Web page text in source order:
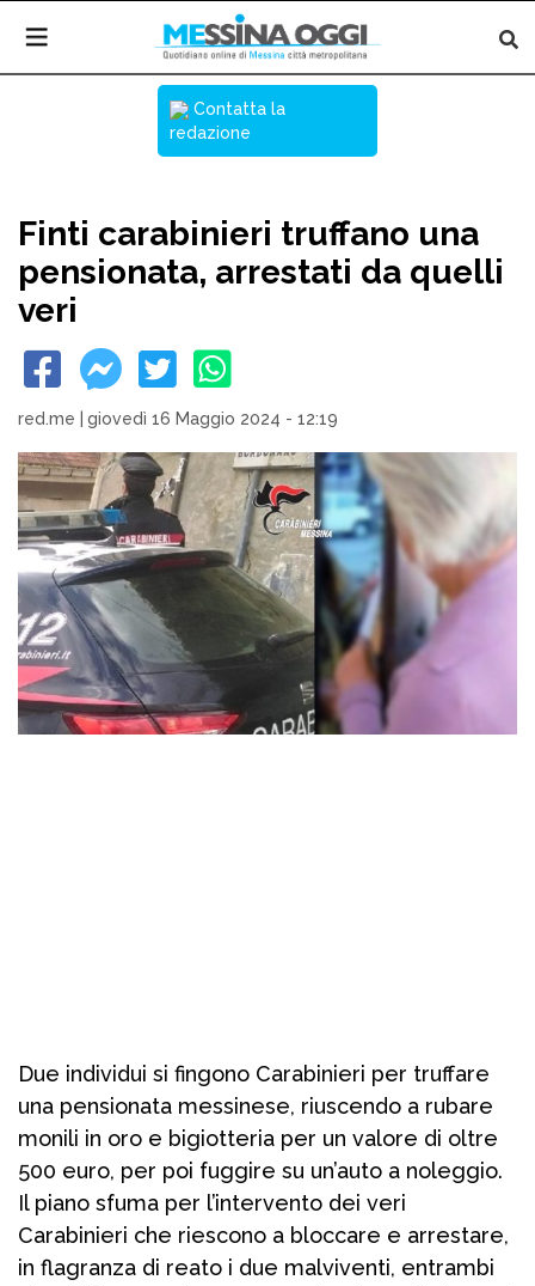
Contatta la
redazione
Finti carabinieri truffano una
pensionata, arrestati da quelli
veri
red.me giovedì 16 Maggio 2024 - 12:19
Due individui si fingono Carabinieri per truffare
una pensionata messinese, riuscendo a rubare
monili in oro e bigiotteria per un valore di oltre
500 euro, per poi fuggire su un’auto a noleggio.
Il piano sfuma per l’intervento dei veri
Carabinieri che riescono a bloccare e arrestare,
in flagranza di reato i due malviventi, entrambi